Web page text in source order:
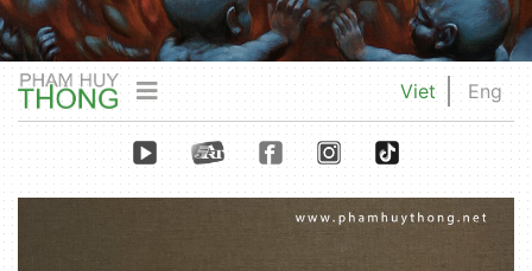
Viet Eng